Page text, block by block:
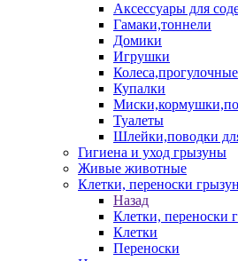
Аксессуары для
Гамаки,тоннели
Домики
Игрушки
Купалки
Туалеты
Шлейки,поводки
Гигиена и уход грызуны
Живые животные
Клетки, переноски
Назад
Клетки, переноски
Клетки
Переноски